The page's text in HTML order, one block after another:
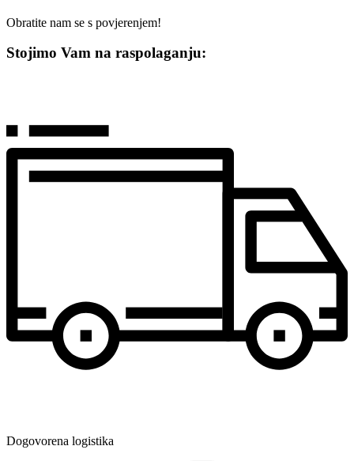
Obratite nam se s povjerenjem!
Stojimo Vam na raspolaganju:
Dogovorena logistika